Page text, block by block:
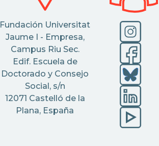
Fundación Universitat
Jaume I - Empresa,
Campus Riu Sec.
Edif. Escuela de
Doctorado y Consejo
Social, s/n
12071 Castelló de la
Plana, España